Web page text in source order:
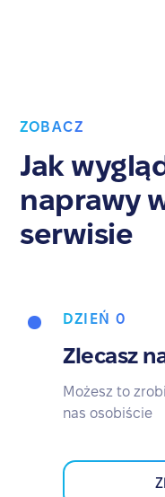
ZOBACZ
Jak
naprawy
serwisie
DZIEŃ 0
Zlecasz
Możesz to
nas osobiście